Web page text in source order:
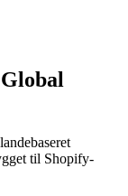
til Shopify-